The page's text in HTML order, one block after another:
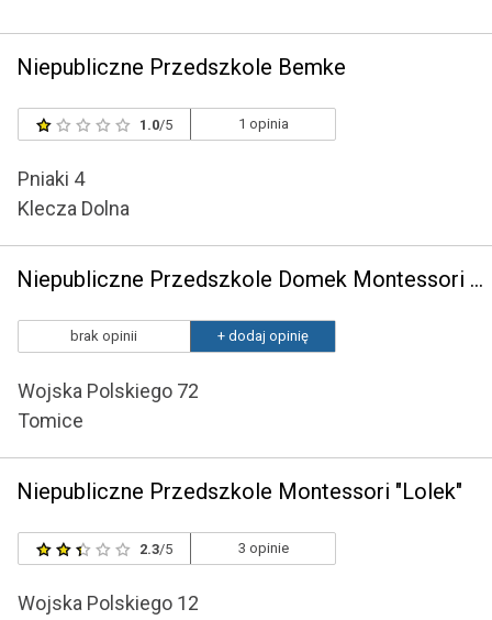
Niepubliczne Przedszkole Bemke
1.0/5 1 opinia
Pniaki 4
Klecza Dolna
Niepubliczne Przedszkole Domek Montessori Bożena Boryczko
brak opinii + dodaj opinię
Wojska Polskiego 72
Tomice
Niepubliczne Przedszkole Montessori "Lolek"
2.3/5 3 opinie
Wojska Polskiego 12